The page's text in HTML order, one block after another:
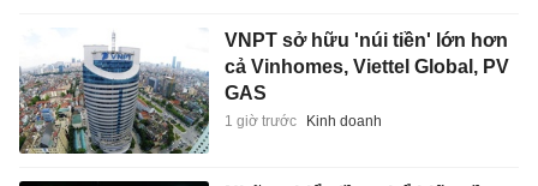
VNPT sở hữu 'núi tiền' lớn hơn
cả Vinhomes, Viettel Global, PV
GAS
1 giờ trước Kinh doanh